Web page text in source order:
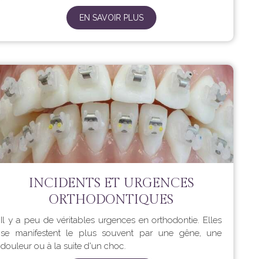
EN SAVOIR PLUS
INCIDENTS ET URGENCES
ORTHODONTIQUES
Il y a peu de véritables urgences en orthodontie. Elles
se manifestent le plus souvent par une gêne, une
douleur ou à la suite d'un choc.